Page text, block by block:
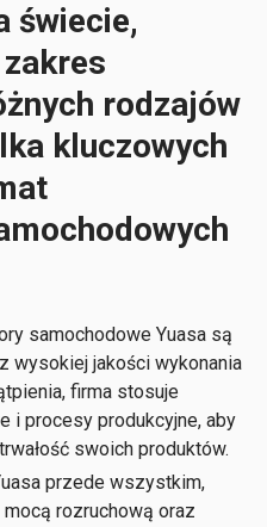
świecie,
rodzajów
kluczowych
samochodowe Yuasa są
wysokiej jakości wykonania
firma stosuje
i procesy produkcyjne, aby
swoich produktów.
przede wszystkim,
rozruchową oraz